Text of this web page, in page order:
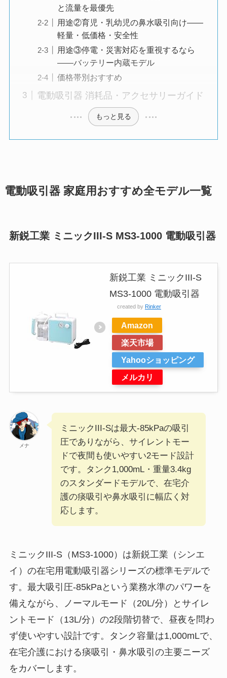
と流量を最優先
用途②育児・乳幼児の鼻水吸引向け——
軽量・低価格・安全性
用途③停電・災害対応を重視するなら
——バッテリー内蔵モデル
価格帯別おすすめ
電動吸引器 消耗品・アクセサリーガイド
もっと見る
電動吸引器 家庭用おすすめ全モデル一覧
新鋭工業 ミニックIII-S MS3-1000 電動吸引器
新鋭工業 ミニックIII-S
MS3-1000 電動吸引器
created by Rinker
Amazon
楽天市場
Yahooショッピング
メルカリ
メナ
ミニックIII-Sは最大-85kPaの吸引
圧でありながら、サイレントモー
ドで夜間も使いやすい2モード設計
です。タンク1,000mL・重量3.4kg
のスタンダードモデルで、在宅介
護の痰吸引や鼻水吸引に幅広く対
応します。
ミニックIII-S（MS3-1000）は新鋭工業（シンエ
イ）の在宅用電動吸引器シリーズの標準モデルで
す。最大吸引圧-85kPaという業務水準のパワーを
備えながら、ノーマルモード（20L/分）とサイレ
ントモード（13L/分）の2段階切替で、昼夜を問わ
ず使いやすい設計です。タンク容量は1,000mLで、
在宅介護における痰吸引・鼻水吸引の主要ニーズ
をカバーします。